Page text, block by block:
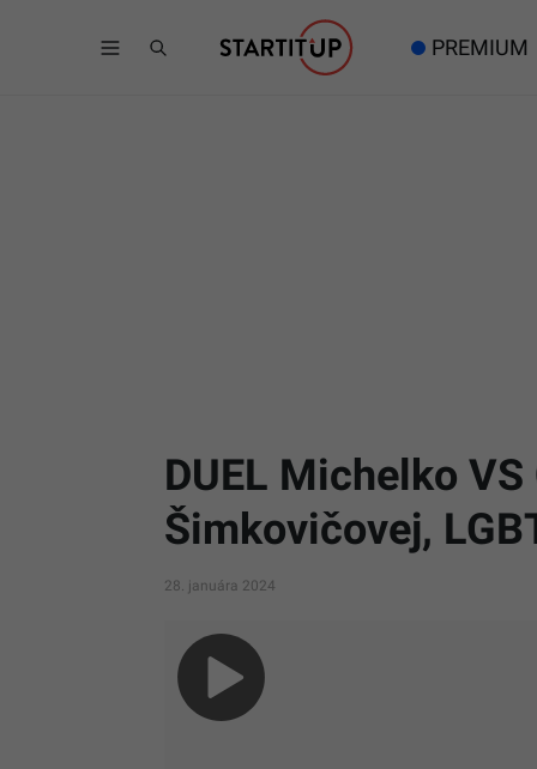
PREMIUM
DUEL Michelko
Šimkovičovej,
28. januára 2024